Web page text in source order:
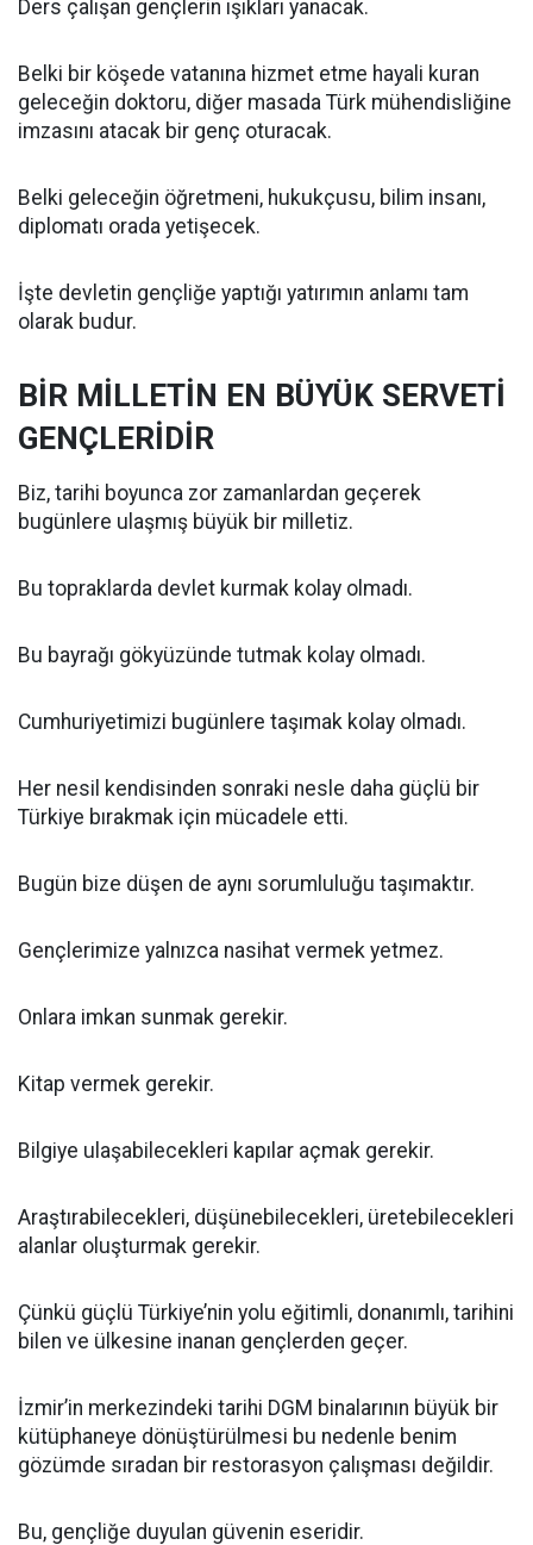
Ders çalışan gençlerin ışıkları yanacak.
Belki bir köşede vatanına hizmet etme hayali kuran
geleceğin doktoru, diğer masada Türk mühendisliğine
imzasını atacak bir genç oturacak.
Belki geleceğin öğretmeni, hukukçusu, bilim insanı,
diplomatı orada yetişecek.
İşte devletin gençliğe yaptığı yatırımın anlamı tam
olarak budur.
BİR MİLLETİN EN BÜYÜK SERVETİ
GENÇLERİDİR
Biz, tarihi boyunca zor zamanlardan geçerek
bugünlere ulaşmış büyük bir milletiz.
Bu topraklarda devlet kurmak kolay olmadı.
Bu bayrağı gökyüzünde tutmak kolay olmadı.
Cumhuriyetimizi bugünlere taşımak kolay olmadı.
Her nesil kendisinden sonraki nesle daha güçlü bir
Türkiye bırakmak için mücadele etti.
Bugün bize düşen de aynı sorumluluğu taşımaktır.
Gençlerimize yalnızca nasihat vermek yetmez.
Onlara imkan sunmak gerekir.
Kitap vermek gerekir.
Bilgiye ulaşabilecekleri kapılar açmak gerekir.
Araştırabilecekleri, düşünebilecekleri, üretebilecekleri
alanlar oluşturmak gerekir.
Çünkü güçlü Türkiye’nin yolu eğitimli, donanımlı, tarihini
bilen ve ülkesine inanan gençlerden geçer.
İzmir’in merkezindeki tarihi DGM binalarının büyük bir
kütüphaneye dönüştürülmesi bu nedenle benim
gözümde sıradan bir restorasyon çalışması değildir.
Bu, gençliğe duyulan güvenin eseridir.